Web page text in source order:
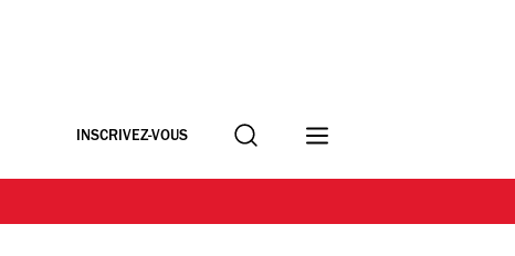
INSCRIVEZ-VOUS Recherche